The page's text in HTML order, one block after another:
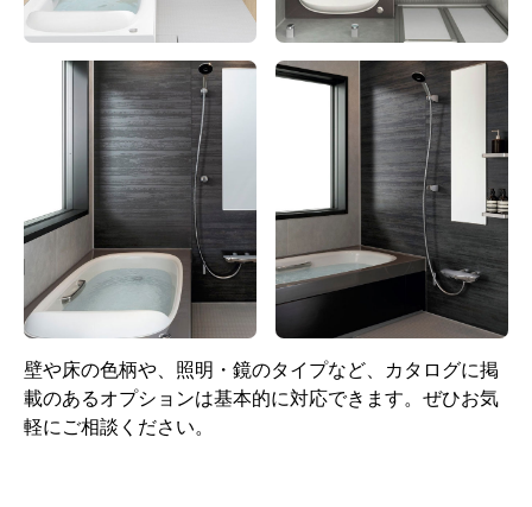
サーモバスS あり(保温組
フタ付)(3点式組フタフック
[メタル調]付)
標準仕様モデル
ホワイト
標準仕様モデル
換気設備
壁や床の色柄や、照明・鏡のタイプなど、カタログに掲
載のあるオプションは基本的に対応できます。ぜひお気
軽にご相談ください。